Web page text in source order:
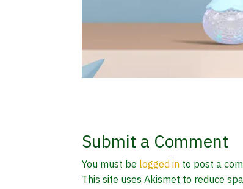
Submit a Comment
You must be logged into post a
This site uses Akismet to reduce